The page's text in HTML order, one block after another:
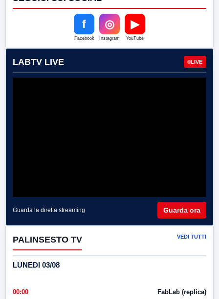
f
Facebook
◎
Instagram
▶
YouTube
LABTV LIVE LIVE
Guarda la diretta streaming Guarda ora
PALINSESTO TV VEDI TUTTI
LUNEDI 03/08
00:00 FabLab (replica)